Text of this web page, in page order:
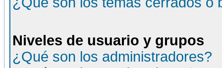
Niveles de usuario y grupos
¿Qué son los administradores?